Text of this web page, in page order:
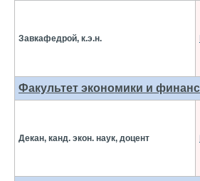
Завкафедрой, к.э.н.
Факультет экономики и
Декан, канд. экон. наук, доцент